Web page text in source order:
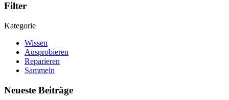
Filter
Kategorie
Wissen
Ausprobieren
Reparieren
Sammeln
Neueste Beiträge